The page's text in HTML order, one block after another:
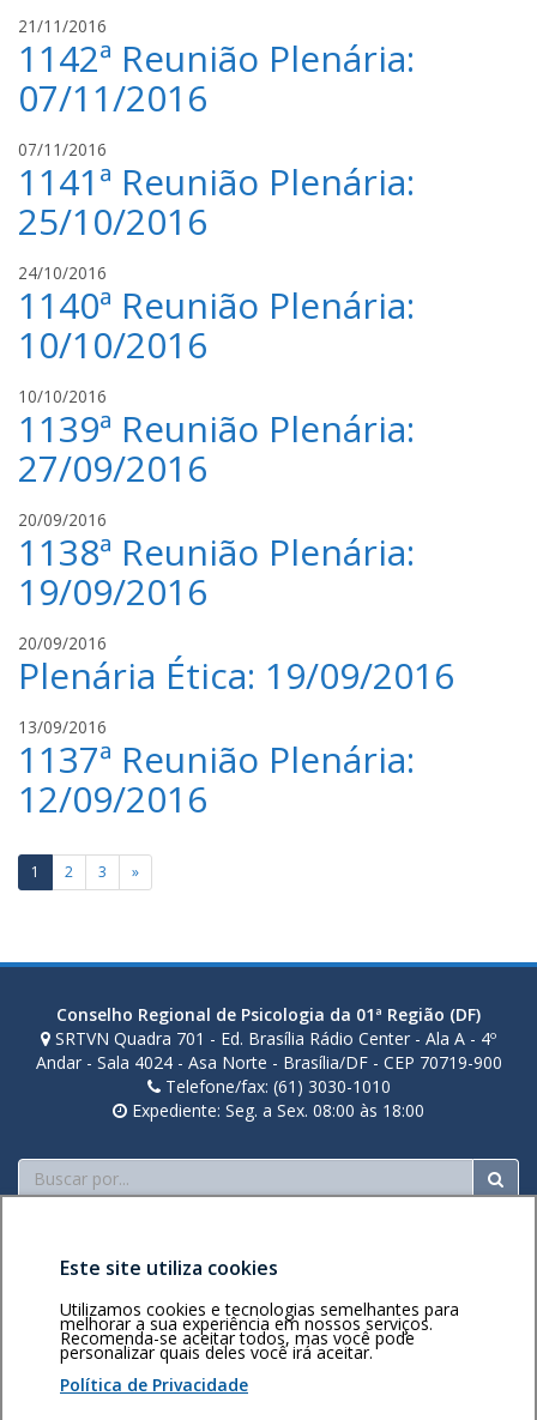
oa
s
21/11/2016
u
a
a
n
t
s
1142ª Reunião Plenária:
07/11/2016
07/11/2016
u
a
a
n
t
s
1141ª Reunião Plenária:
25/10/2016
24/10/2016
u
a
a
n
t
s
1140ª Reunião Plenária:
10/10/2016
10/10/2016
u
a
a
n
t
s
1139ª Reunião Plenária:
27/09/2016
20/09/2016
u
a
a
o
s
1138ª Reunião Plenária:
19/09/2016
20/09/2016
u
c
s
a
t
Plenária Ética: 19/09/2016
13/09/2016
u
a
s
a
o
1137ª Reunião Plenária:
12/09/2016
Paginação
posts
1 2 3 »
Conselho Regional de Psicologia da 01ª Região (DF)
SRTVN Quadra 701 - Ed. Brasília Rádio Center - Ala A - 4º
Andar - Sala 4024 - Asa Norte - Brasília/DF - CEP 70719-900
Telefone/fax: (61) 3030-1010
Expediente: Seg. a Sex. 08:00 às 18:00
Buscar
Área restritaPolítica de
privacidade
Personalização
de cookies
Voltar ao topo
Este site utiliza cookies
Utilizamos cookies e tecnologias semelhantes para
melhorar a sua experiência em nossos serviços.
Recomenda-se aceitar todos, mas você pode
personalizar quais deles você irá aceitar.
Política de Privacidade